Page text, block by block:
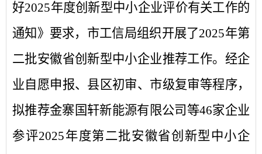
好2025年度创新型中小企业评价有关工作的
通知》要求，市工信局组织开展了2025年第
二批安徽省创新型中小企业推荐工作。经企
业自愿申报、县区初审、市级复审等程序，
拟推荐金寨国轩新能源有限公司等46家企业
参评2025年度第二批安徽省创新型中小企